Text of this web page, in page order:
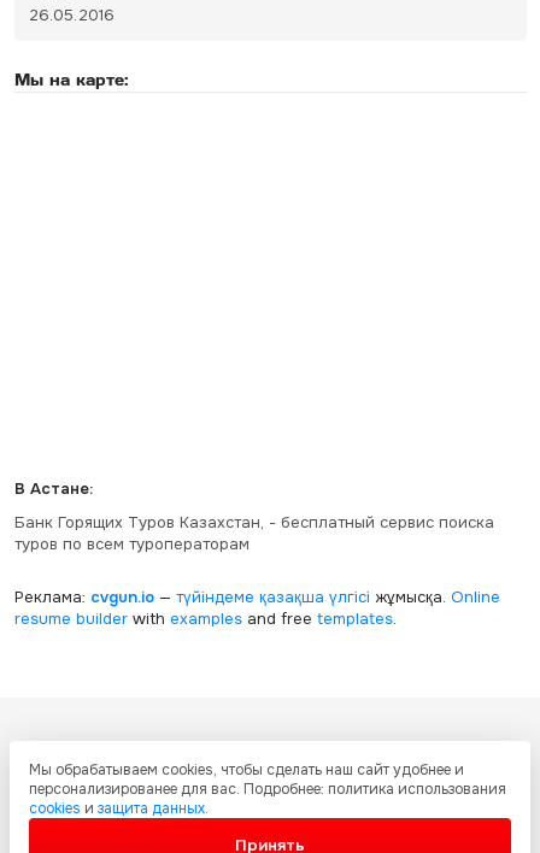
26.05.2016
Мы на карте:
В Астане:
Банк Горящих Туров Казахстан, - бесплатный сервис поиска
туров по всем туроператорам
Реклама: cvgun.io— түйіндеме қазақша үлгісі жұмысқа. Online
resume builderwith examplesand free templates.
графическое содержание, структуру и оформление страниц защищены
международными соглашениями и законодательством Республики
Казахстан об охране авторских прав и интеллектуальной собственности.
Любое копирование и распространение материалов сайта без
Мы обрабатываем cookies, чтобы сделать наш сайт удобнее и
персонализированее для вас. Подробнее: политика использования
cookies и защита данных.
Принять